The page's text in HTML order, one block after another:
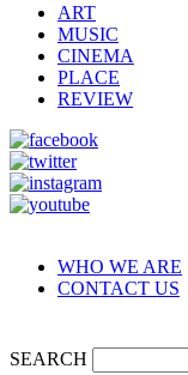
ART
MUSIC
CINEMA
PLACE
REVIEW
WHO WE ARE
CONTACT US
SEARCH